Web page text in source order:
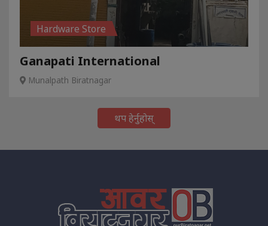
Hardware Store
Ganapati International
Munalpath Biratnagar
थप हेर्नुहोस्